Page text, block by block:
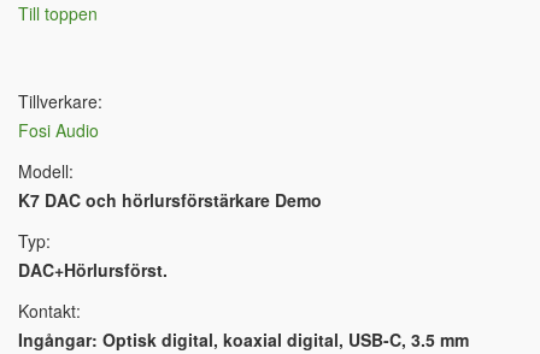
Till toppen
Tillverkare:
Fosi Audio
Modell:
K7 DAC och hörlursförstärkare Demo
Typ:
DAC+Hörlursförst.
Kontakt:
Ingångar: Optisk digital, koaxial digital, USB-C, 3.5 mm